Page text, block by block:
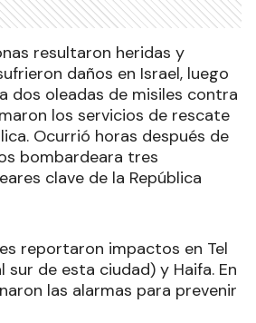
resultaron heridas y
daños en Israel, luego
dos oleadas de misiles contra
los servicios de rescate
Ocurrió horas después de
bombardeara tres
clave de la República
reportaron impactos en Tel
sur de esta ciudad) y Haifa. En
las alarmas para prevenir